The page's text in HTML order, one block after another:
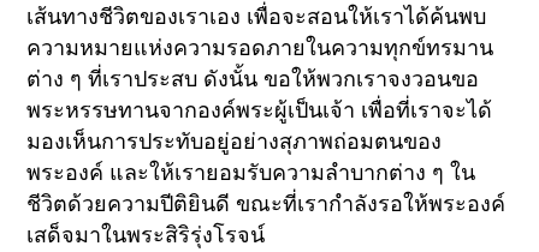
เส้นทางชีวิตของเราเอง เพื่อจะสอนให้เราได้ค้นพบ
ความหมายแห่งความรอดภายในความทุกข์ทรมาน
ต่าง ๆ ที่เราประสบ ดังนั้น ขอให้พวกเราจงวอนขอ
พระหรรษทานจากองค์พระผู้เป็นเจ้า เพื่อที่เราจะได้
มองเห็นการประทับอยู่อย่างสุภาพถ่อมตนของ
พระองค์ และให้เรายอมรับความลำบากต่าง ๆ ใน
ชีวิตด้วยความปีติยินดี ขณะที่เรากำลังรอให้พระองค์
เสด็จมาในพระสิริรุ่งโรจน์